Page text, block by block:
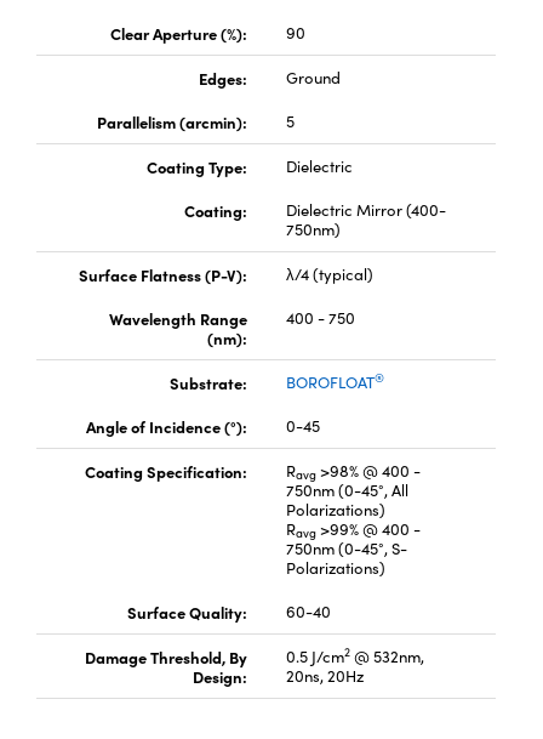
Components | SCHOTT 光
Clear Aperture (%):
90
Edges:
Ground
Parallelism (arcmin):
5
Coating Type:
Dielectric
Coating:
Dielectric Mirror (400-
750nm)
Surface Flatness (P-V):
λ/4 (typical)
Wavelength Range
(nm):
400 - 750
Substrate: BOROFLOAT®
Angle of Incidence (°): 0-45
Coating Specification: Ravg>98% @ 400 -
750nm (0-45°, All
Polarizations)
Ravg>99% @ 400 -
750nm (0-45°, S-
Polarizations)
Surface Quality:
60-40
Damage Threshold, By
Design:
0.5 J/cm2@ 532nm,
20ns, 20Hz